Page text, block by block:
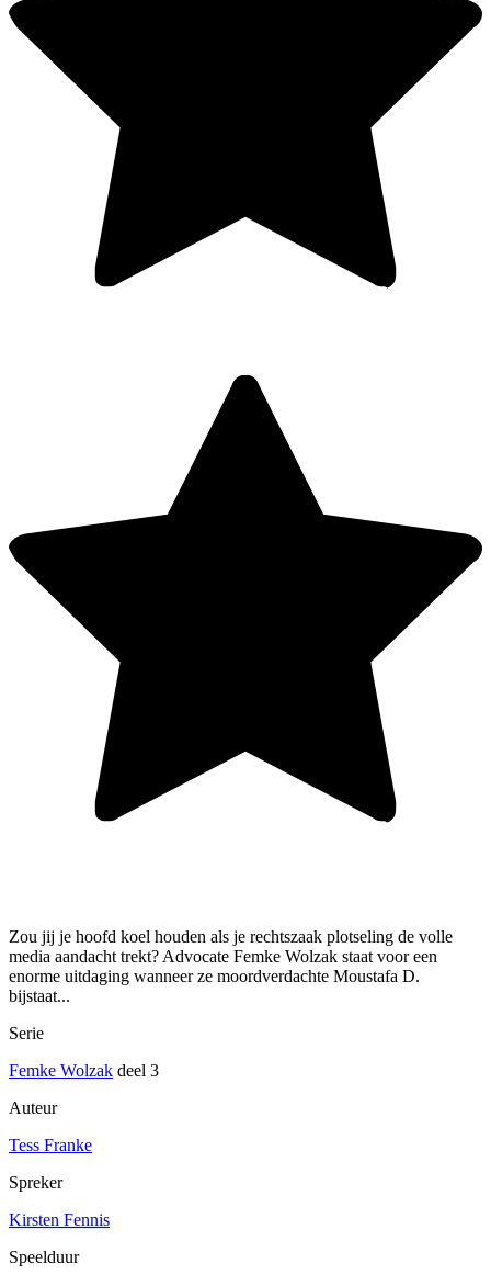
Zou jij je hoofd koel houden als je rechtszaak plotseling de volle
media aandacht trekt? Advocate Femke Wolzak staat voor een
enorme uitdaging wanneer ze moordverdachte Moustafa D.
bijstaat...
Serie
Femke Wolzak deel 3
Auteur
Tess Franke
Spreker
Kirsten Fennis
Speelduur